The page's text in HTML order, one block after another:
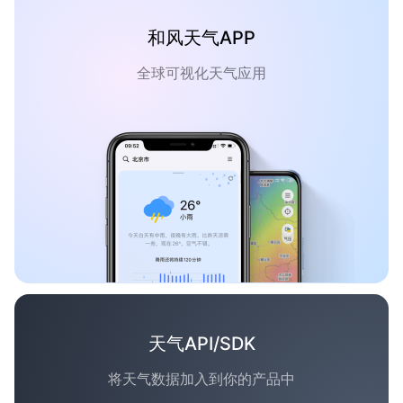
和风天气APP
全球可视化天气应用
天气API/SDK
将天气数据加入到你的产品中